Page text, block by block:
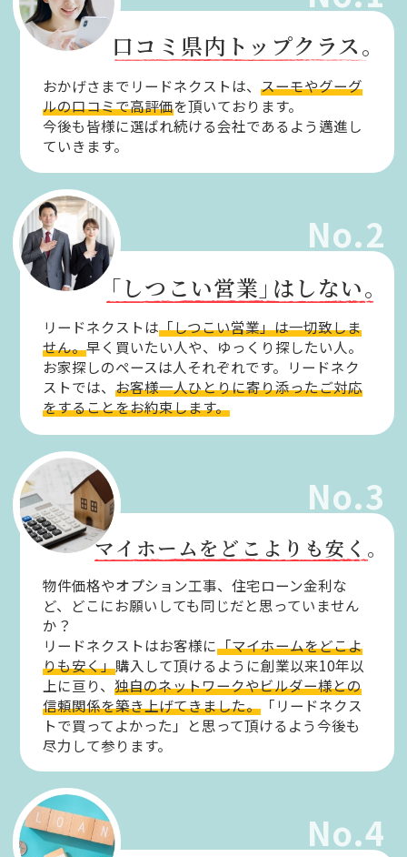
口コミ県内トップクラス。
おかげさまでリードネクストは、スーモやグーグ
ルの口コミで高評価を頂いております。
今後も皆様に選ばれ続ける会社であるよう邁進し
ていきます。
No.2
「しつこい営業」はしない。
リードネクストは「しつこい営業」は一切致しま
せん。早く買いたい人や、ゆっくり探したい人。
お家探しのペースは人それぞれです。リードネク
ストでは、お客様一人ひとりに寄り添ったご対応
をすることをお約束します。
No.3
マイホームをどこよりも安く。
物件価格やオプション工事、住宅ローン金利な
ど、どこにお願いしても同じだと思っていません
か？
リードネクストはお客様に「マイホームをどこよ
りも安く」購入して頂けるように創業以来10年以
上に亘り、独自のネットワークやビルダー様との
信頼関係を築き上げてきました。 「リードネクス
トで買ってよかった」と思って頂けるよう今後も
尽力して参ります。
No.4